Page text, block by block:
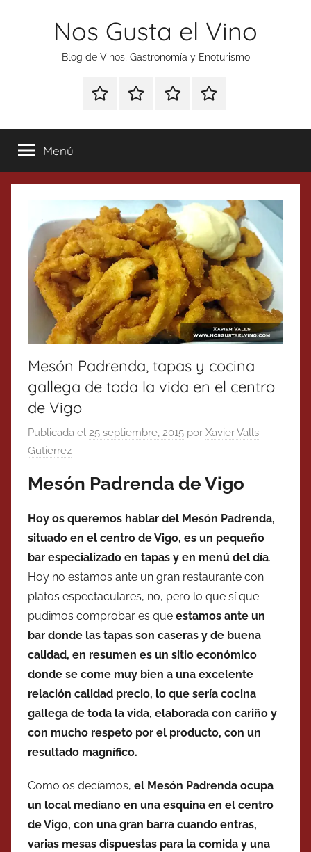
Nos Gusta el Vino
Blog de Vinos, Gastronomía y Enoturismo
Especial
Tonics
Enoturismo
Gastronomía
RankingContacto
Menú
Mesón Padrenda, tapas y cocina
gallega de toda la vida en el centro
de Vigo
Publicada el 25 septiembre, 2015 por Xavier Valls
Gutierrez
Mesón Padrenda de Vigo
Hoy os queremos hablar del Mesón Padrenda,
situado en el centro de Vigo, es un pequeño
bar especializado en tapas y en menú del día.
Hoy no estamos ante un gran restaurante con
platos espectaculares, no, pero lo que sí que
pudimos comprobar es que estamos ante un
bar donde las tapas son caseras y de buena
calidad, en resumen es un sitio económico
donde se come muy bien a una excelente
relación calidad precio, lo que sería cocina
gallega de toda la vida, elaborada con cariño y
con mucho respeto por el producto, con un
resultado magnífico.
Como os decíamos, el Mesón Padrenda ocupa
un local mediano en una esquina en el centro
de Vigo, con una gran barra cuando entras,
varias mesas dispuestas para la comida y una